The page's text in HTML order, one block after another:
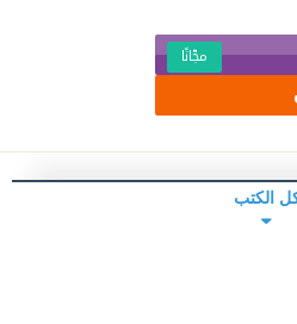
مجّانًا
الكتب